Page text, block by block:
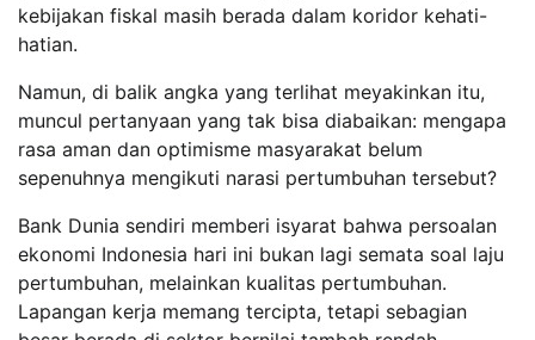
kebijakan fiskal masih berada dalam koridor kehati-
hatian.
Namun, di balik angka yang terlihat meyakinkan itu,
muncul pertanyaan yang tak bisa diabaikan: mengapa
rasa aman dan optimisme masyarakat belum
sepenuhnya mengikuti narasi pertumbuhan tersebut?
Bank Dunia sendiri memberi isyarat bahwa persoalan
ekonomi Indonesia hari ini bukan lagi semata soal laju
pertumbuhan, melainkan kualitas pertumbuhan.
Lapangan kerja memang tercipta, tetapi sebagian